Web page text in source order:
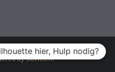
bySitiWeb.nl
hier, Hulp nodig?